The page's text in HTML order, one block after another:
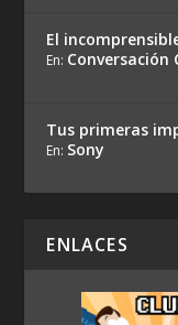
El
En: Conversación
Tus primeras
En: Sony
ENLACES